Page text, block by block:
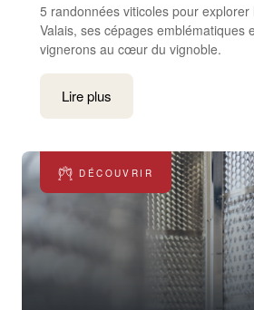
5 randonnées viticoles pour explorer
Valais, ses cépages emblématiques
vignerons au cœur du vignoble.
Lire plus
DÉCOUVRIR